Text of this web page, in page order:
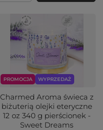
PROMOCJA WYPRZEDAŻ
Charmed Aroma świeca z
biżuterią olejki eteryczne
12 oz 340 g pierścionek -
Sweet Dreams